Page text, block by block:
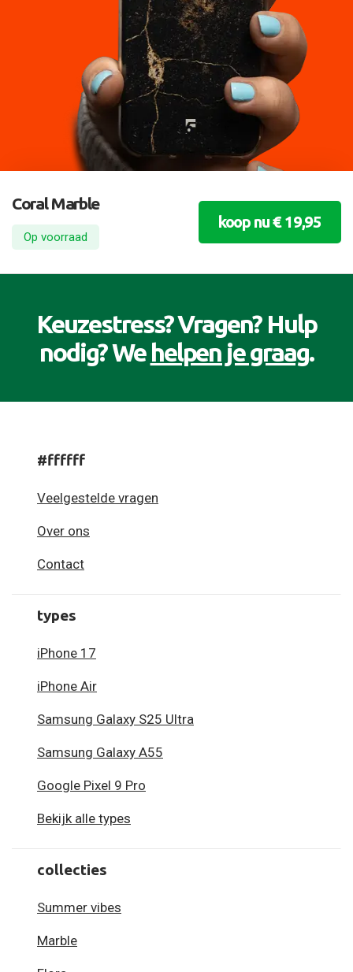
Coral Marble
Op voorraad
koop nu € 19,95
Keuzestress? Vragen? Hulp
nodig? Wehelpen je graag.
#ffffff
Veelgestelde vragen
Over ons
Contact
types
iPhone 17
iPhone Air
Samsung Galaxy S25 Ultra
Samsung Galaxy A55
Google Pixel 9 Pro
Bekijk alle types
collecties
Summer vibes
Marble